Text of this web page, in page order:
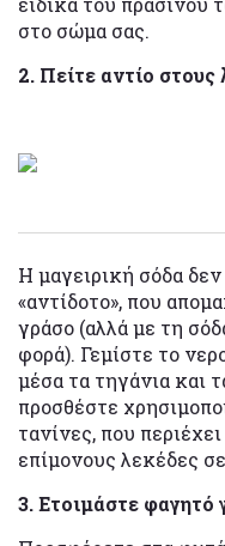
στο σώμα σας.
2. Πείτε αντίο στους
Η μαγειρική σόδα
«αντίδοτο», που
γράσο (αλλά με τη
φορά). Γεμίστε το
μέσα τα τηγάνια και
προσθέστε
τανίνες, που
επίμονους λεκέδες
3. Ετοιμάστε φαγητό